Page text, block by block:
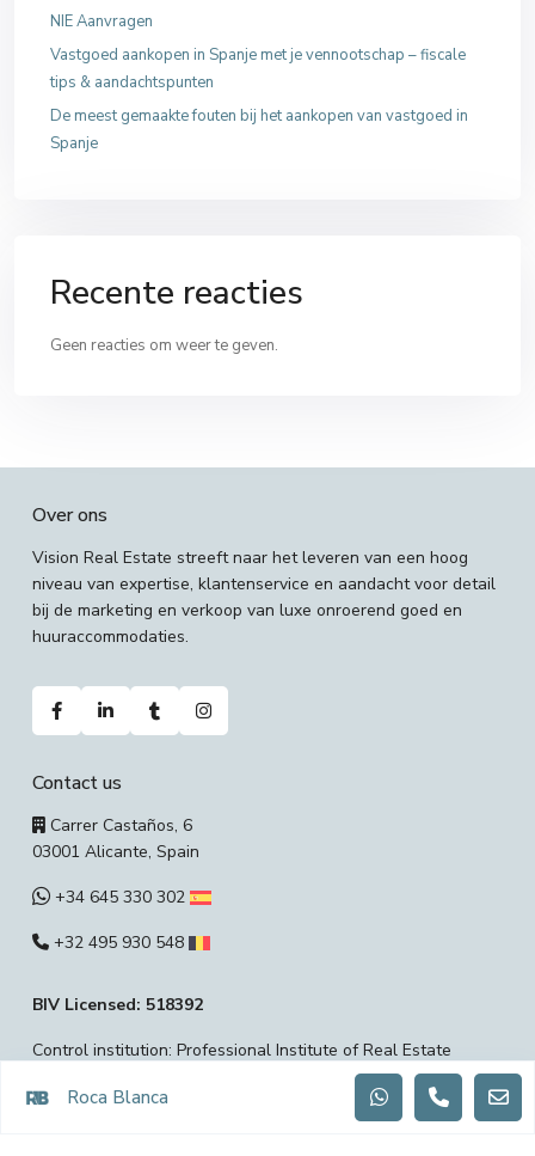
NIE Aanvragen
Vastgoed aankopen in Spanje met je vennootschap – fiscale
tips & aandachtspunten
De meest gemaakte fouten bij het aankopen van vastgoed in
Spanje
Recente reacties
Geen reacties om weer te geven.
Over ons
Vision Real Estate streeft naar het leveren van een hoog
niveau van expertise, klantenservice en aandacht voor detail
bij de marketing en verkoop van luxe onroerend goed en
huuraccommodaties.
Contact us
Carrer Castaños, 6
03001 Alicante, Spain
+34 645 330 302
+32 495 930 548
BIV Licensed: 518392
Control institution: Professional Institute of Real Estate
Agents (BIV) Rue du Luxembourg 16B at 1000 Brussels
Roca Blanca